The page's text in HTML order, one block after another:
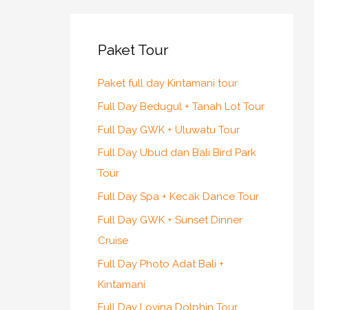
Paket Tour
Paket full day Kintamani tour
Full Day Bedugul + Tanah Lot Tour
Full Day GWK + Uluwatu Tour
Full Day Ubud dan Bali Bird Park
Tour
Full Day Spa + Kecak Dance Tour
Full Day GWK + Sunset Dinner
Cruise
Full Day Photo Adat Bali +
Kintamani
Full Day Lovina Dolphin Tour